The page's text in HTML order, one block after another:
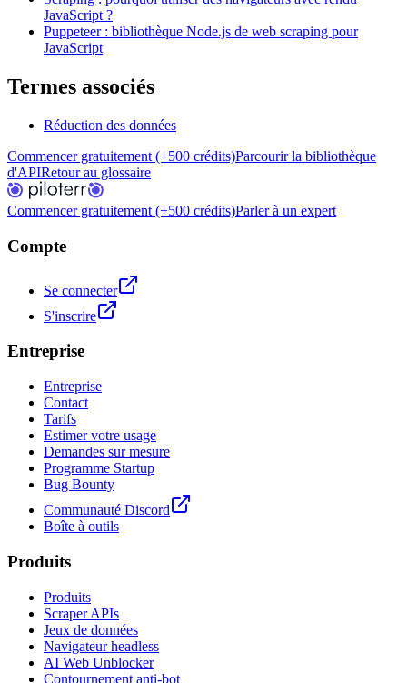
JavaScript ?
Puppeteer : bibliothèque Node.js de web scraping pour
JavaScript
Termes associés
Réduction des données
Commencer gratuitement (+500 crédits)Parcourir la bibliothèque
d'APIRetour au glossaire
Commencer gratuitement (+500 crédits)Parler à un expert
Compte
Se connecter
S'inscrire
Entreprise
Entreprise
Contact
Tarifs
Estimer votre usage
Demandes sur mesure
Programme Startup
Bug Bounty
Communauté Discord
Boîte à outils
Produits
Produits
Scraper APIs
Jeux de données
Navigateur headless
AI Web Unblocker
Contournement anti-bot